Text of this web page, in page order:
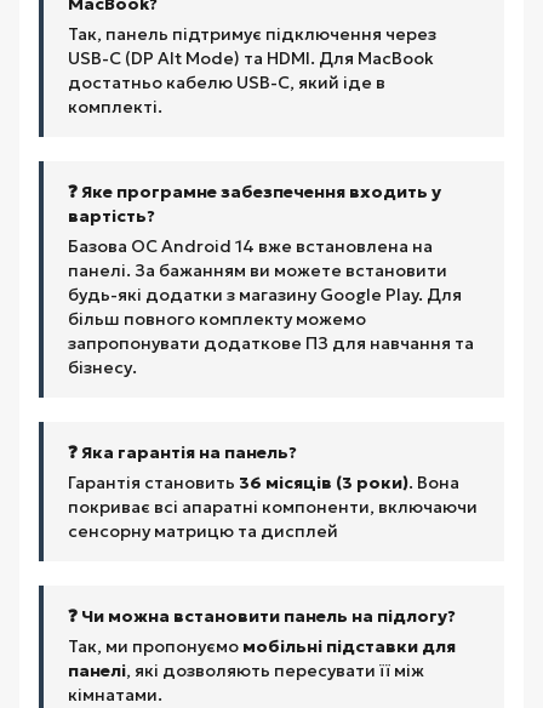
Так, панель підтримує підключення через
USB-C (DP Alt Mode) та HDMI. Для MacBook
достатньо кабелю USB-C, який іде в
комплекті.
❓ Яке програмне забезпечення входить у
вартість?
Базова ОС Android 14 вже встановлена на
панелі. За бажанням ви можете встановити
будь-які додатки з магазину Google Play. Для
більш повного комплекту можемо
запропонувати додаткове ПЗ для навчання та
бізнесу.
❓ Яка гарантія на панель?
Гарантія становить 36 місяців (3 роки). Вона
покриває всі апаратні компоненти, включаючи
сенсорну матрицю та дисплей
❓ Чи можна встановити панель на підлогу?
Так, ми пропонуємо мобільні підставки для
панелі, які дозволяють пересувати її між
кімнатами.